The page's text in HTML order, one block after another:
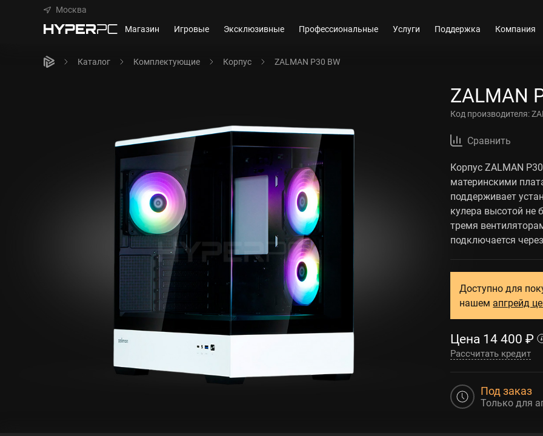
Москва
Магазин
Игровые Эксклюзивные Профессиональные Услуги Поддержка Компания
Каталог Комплектующие Корпус ZALMAN P30 BW
ZALMAN
Код производителя:
Сравнить
Корпус ZALMAN
материнскими
поддерживает
кулера высотой не
тремя
подключается
Доступно для
нашем апгрейд
Цена 14 400 ₽
Рассчитать кредит
Под заказ
Только для